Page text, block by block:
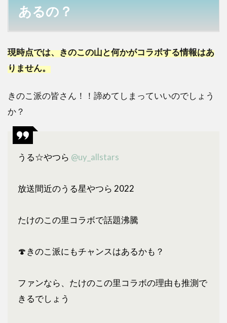
あるの？
現時点では、きのこの山と何かがコラボする情報はあ
りません。
きのこ派の皆さん！！諦めてしまっていいのでしょう
か？
うる☆やつら @uy_allstars
放送間近のうる星やつら 2022
たけのこの里コラボで話題沸騰
🍄きのこ派にもチャンスはあるかも？
ファンなら、たけのこの里コラボの理由も推測で
きるでしょう